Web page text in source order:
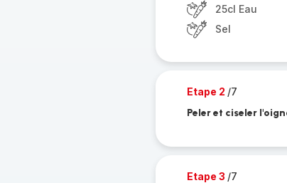
25cl Eau
Sel
Etape 2 /7
Peler et ciseler
Etape 3 /7